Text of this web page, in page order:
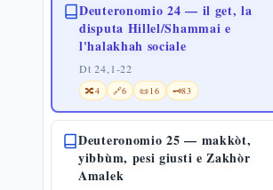
Deuteronomio 24 — il get, la
disputa Hillel/Shammai e
l'halakhah sociale
Dt 24,1-22
🔀4 🔗6 📜16 🗝️83
Deuteronomio 25 — makkòt,
yibbùm, pesi giusti e Zakhòr
Amalek